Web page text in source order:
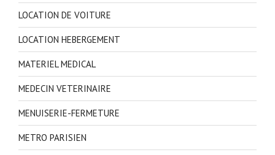
LOCATION DE VOITURE
LOCATION HEBERGEMENT
MATERIEL MEDICAL
MEDECIN VETERINAIRE
MENUISERIE-FERMETURE
METRO PARISIEN